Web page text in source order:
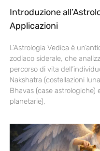
Introduzione
Applicazioni
L’Astrologia Vedica è
zodiaco siderale, che
percorso di vita
Nakshatra (costellazioni
Bhavas (case astrologiche)
planetarie),